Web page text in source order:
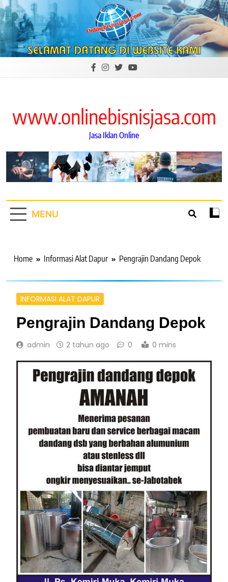
Skip
to
content
www.onlinebisnisjasa.com
Jasa Iklan Online
MENU
Home Informasi Alat Dapur Pengrajin Dandang Depok
INFORMASI ALAT DAPUR
Pengrajin Dandang Depok
admin 2 tahun ago 0 0 mins